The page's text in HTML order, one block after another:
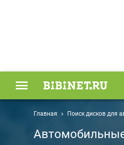
Главная Поиск дисков для